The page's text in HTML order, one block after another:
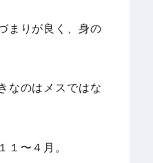
まりが良く、身の
なのはメスではな
１〜４月。